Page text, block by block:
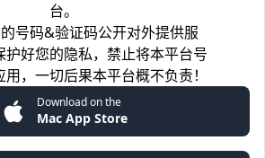
台。
号码&验证码公开对外提供服
护好您的隐私，禁止将本平台号
，一切后果本平台概不负责！
Download on the
Mac App Store